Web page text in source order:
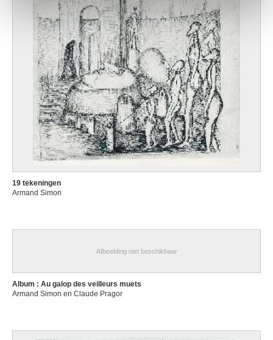
19 tekeningen
Armand Simon
Afbeelding niet beschikbaar
Album : Au galop des veilleurs muets
Armand Simon en Claude Pragor